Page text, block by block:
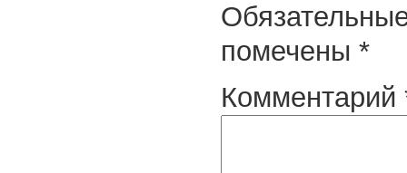
помечены *
Комментарий